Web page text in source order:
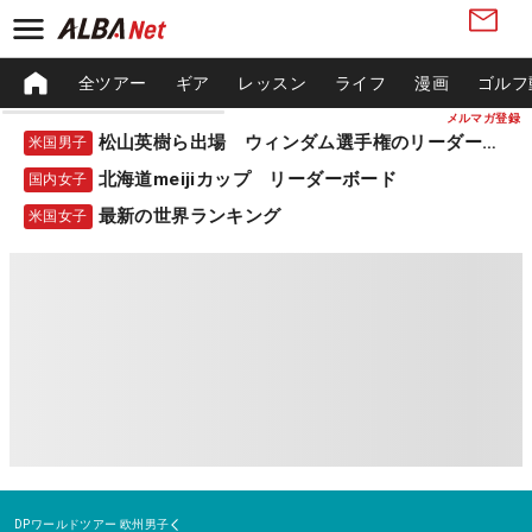
メルマガ登録
全ツアー ギア レッスン ライフ 漫画 ゴル
米国男子 松山英樹ら出場 ウィンダム選手権のリーダーボード
国内女子 北海道meijiカップ リーダーボード
米国女子 最新の世界ランキング
DPワールドツアー 欧州男子